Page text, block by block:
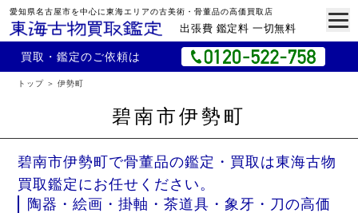
愛知県名古屋市を中心に東海エリアの古美術・骨董品の高価買取店
出張費 鑑定料 一切無料
買取・鑑定のご依頼は
トップ 伊勢町
碧南市伊勢町
碧南市伊勢町で骨董品の鑑定・買取は東海古物
買取鑑定にお任せください。
陶器・絵画・掛軸・茶道具・象牙・刀の高価